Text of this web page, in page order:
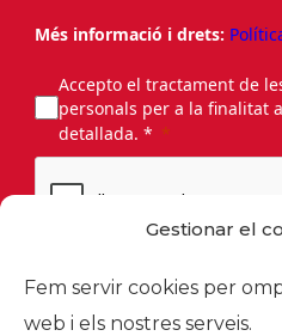
Gestionar el
Fem servir cookies per
web i els nostres serveis.
Més informació i drets:
Accepto el tractament de
personals per a la finalitat
detallada. *
ENVIAR